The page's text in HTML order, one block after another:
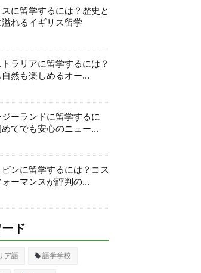
に留学するには？歴史と
れるイギリス留学
ラリアに留学するには？
然も楽しめるオー...
ーランドに留学するに
てでも安心のニュー...
ンに留学するには？コス
ォーマンスが評判の...
ド
ア語 語学学校